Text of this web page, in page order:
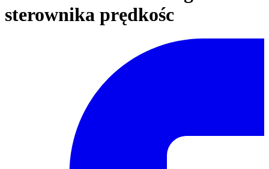
sterownika prędkośc